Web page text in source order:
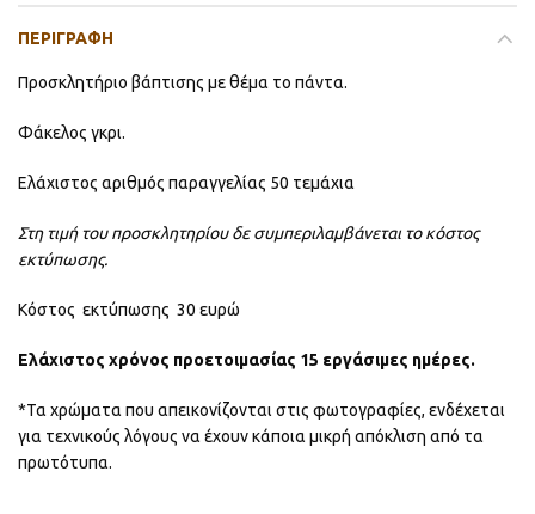
ΠΕΡΙΓΡΑΦΉ
Προσκλητήριο βάπτισης με θέμα το πάντα.
Φάκελος γκρι.
Ελάχιστος αριθμός παραγγελίας 50 τεμάχια
Στη τιμή του προσκλητηρίου δε συμπεριλαμβάνεται το κόστος
εκτύπωσης.
Κόστος εκτύπωσης 30 ευρώ
Ελάχιστος χρόνος προετοιμασίας 15 εργάσιμες ημέρες.
*Τα χρώματα που απεικονίζονται στις φωτογραφίες, ενδέχεται
για τεχνικούς λόγους να έχουν κάποια μικρή απόκλιση από τα
πρωτότυπα.